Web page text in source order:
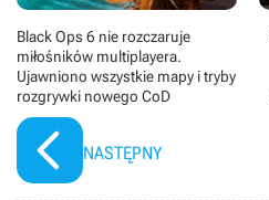
Black Ops 6 nie rozczaruje
miłośników multiplayera.
Ujawniono wszystkie mapy i tryby
rozgrywki nowego CoD
NASTĘPNY